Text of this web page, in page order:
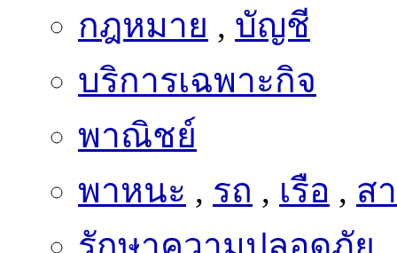
บริการเฉพาะกิจ
พาณิชย์
พาหนะ, เรือ
รักษาความปลอดภัย